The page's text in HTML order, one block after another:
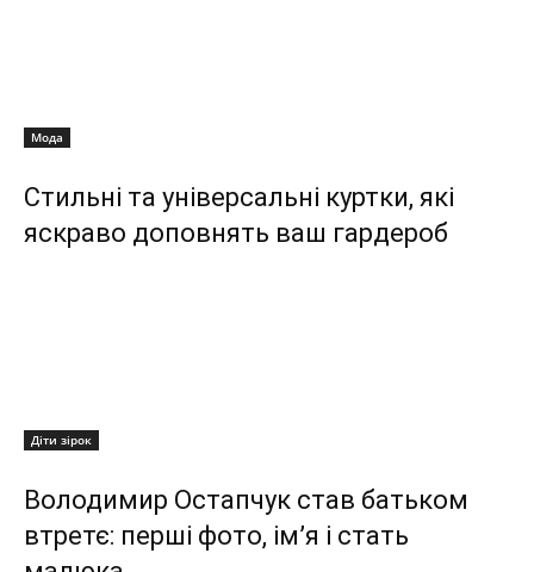
Мода
Стильні та універсальні куртки, які
яскраво доповнять ваш гардероб
Діти зірок
Володимир Остапчук став батьком
втретє: перші фото, ім’я і стать